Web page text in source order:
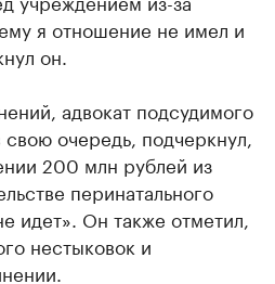
я отношение не имел и
он.
адвокат подсудимого
очередь, подчеркнул,
200 млн рублей из
перинатального
идет». Он также отметил,
нестыковок и